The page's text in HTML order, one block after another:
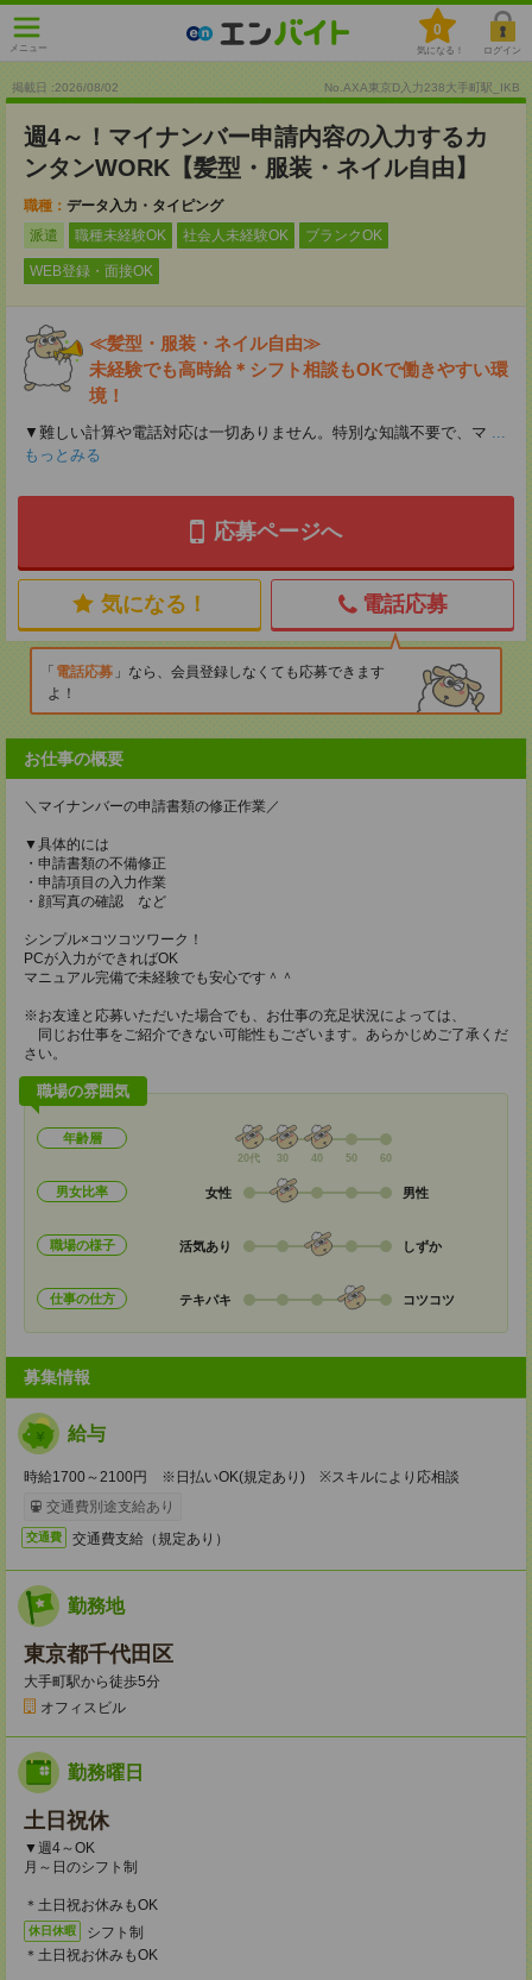
メニュー
0
気になる！ ログイン
掲載日 :2026/08/02 No.AXA東京D入力238大手町駅_IKB
週4～！マイナンバー申請内容の入力するカ
ンタンWORK【髪型・服装・ネイル自由】
職種： データ入力・タイピング
派遣
職種未経験OK 社会人未経験OK ブランクOK
WEB登録・面接OK
≪髪型・服装・ネイル自由≫
未経験でも高時給＊シフト相談もOKで働きやすい環
境！
▼難しい計算や電話対応は一切ありません。特別な知識不要で、マ ...
もっとみる
応募ページへ
気になる！ 電話応募
電話応募
なら、会員登録しなくても応募できます
よ！
お仕事の概要
＼マイナンバーの申請書類の修正作業／
▼具体的には
・申請書類の不備修正
・申請項目の入力作業
・顔写真の確認 など
シンプル×コツコツワーク！
PCが入力ができればOK
マニュアル完備で未経験でも安心です＾＾
※お友達と応募いただいた場合でも、お仕事の充足状況によっては、
同じお仕事をご紹介できない可能性もございます。あらかじめご了承くだ
さい。
職場の雰囲気
年齢層
20代 30 40 50 60
男女比率 女性 男性
職場の様子 活気あり しずか
仕事の仕方 テキパキ コツコツ
募集情報
給与
時給1700～2100円 ※日払いOK(規定あり) ※スキルにより応相談
交通費別途支給あり
交通費 交通費支給（規定あり）
勤務地
東京都千代田区
大手町駅から徒歩5分
オフィスビル
勤務曜日
土日祝休
▼週4～OK
月～日のシフト制
＊土日祝お休みもOK
休日休暇
シフト制
＊土日祝お休みもOK